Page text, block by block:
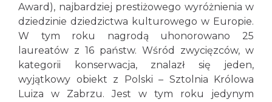
Award), najbardziej prestiżowego wyróżnienia w
dziedzinie dziedzictwa kulturowego w Europie.
W tym roku nagrodą uhonorowano 25
laureatów z 16 państw. Wśród zwycięzców, w
kategorii konserwacja, znalazł się jeden,
wyjątkowy obiekt z Polski – Sztolnia Królowa
Luiza w Zabrzu. Jest w tym roku jedynym